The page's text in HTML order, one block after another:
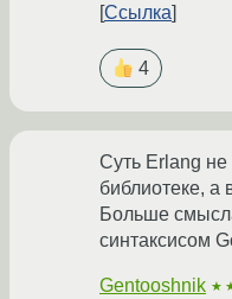
Ссылка
4
Суть Erlang не
библиотеке, а
Больше
синтаксисом
Gentooshnik